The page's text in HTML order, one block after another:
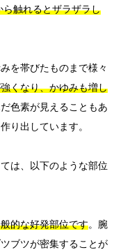
触れるとザラザラし
を帯びたものまで様々
くなり、かゆみも増し
色素が見えることもあ
り出しています。
は、以下のような部位
的な好発部位です。腕
ブツが密集することが